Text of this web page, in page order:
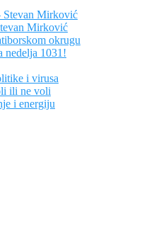
Mirković
Mirković
okrugu
nedelja 1031!
i virusa
ili ne voli
i energiju